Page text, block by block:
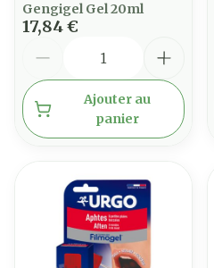
Gengigel Gel 20ml
17,84 €
Ajouter au
panier